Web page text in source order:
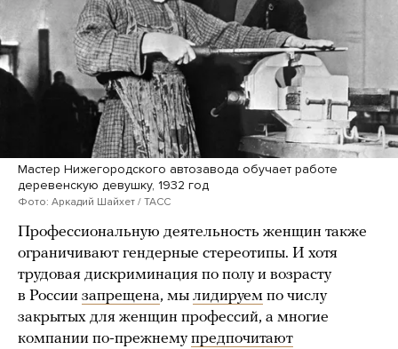
Мастер Нижегородского автозавода обучает работе
деревенскую девушку, 1932 год
Фото: Аркадий Шайхет / ТАСС
Профессиональную деятельность женщин также
ограничивают гендерные стереотипы. И хотя
трудовая дискриминация по полу и возрасту
в России запрещена, мы лидируем по числу
закрытых для женщин профессий, а многие
компании по-прежнемупредпочитают